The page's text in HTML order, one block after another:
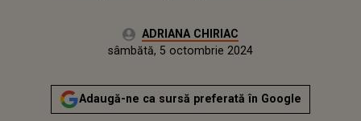
Autor:ADRIANA CHIRIAC
joi, 5 octombrie 2023Actualizat:
sâmbătă, 5 octombrie 2024
Adaugă-ne ca sursă preferată în Google